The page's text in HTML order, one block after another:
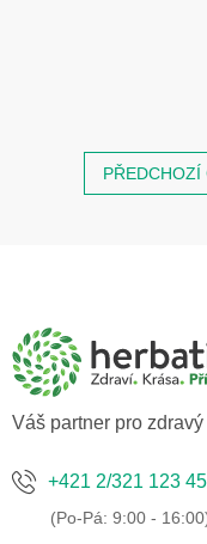
PŘEDCHOZÍ
a
Váš partner pro
+421 2/321 123 45